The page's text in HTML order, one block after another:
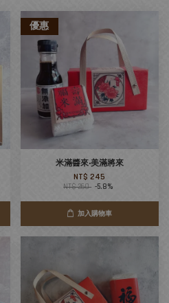
優惠
米滿醬來‧美滿將來
NT$ 245
NT$ 260 -5.8%
加入購物車